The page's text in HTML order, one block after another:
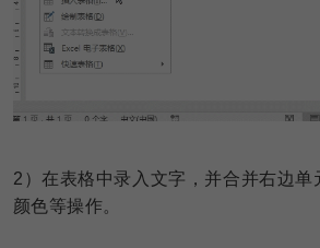
2 ）在表格中录入文字，并合并右边
颜色等操作。